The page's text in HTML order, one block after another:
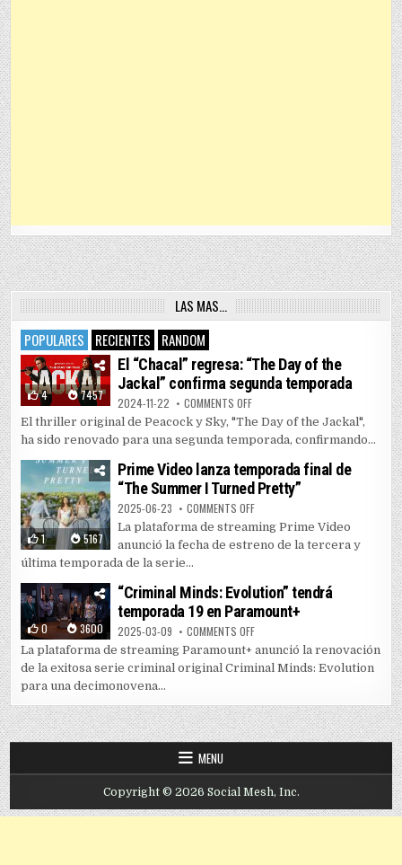
LAS MAS…
POPULARES
RECIENTES RANDOM
4 7457
El “Chacal” regresa: “The Day of the
Jackal” confirma segunda temporada
2024-11-22 COMMENTS OFFON EL “CHACAL” REGRESA: “THE
El thriller original de Peacock y Sky, "The Day of the Jackal",
ha sido renovado para una segunda temporada, confirmando...
1 5167
Prime Video lanza temporada final de
“The Summer I Turned Pretty”
2025-06-23 COMMENTS OFFON PRIME VIDEO LANZA
La plataforma de streaming Prime Video
anunció la fecha de estreno de la tercera y
última temporada de la serie...
0 3600
“Criminal Minds: Evolution” tendrá
temporada 19 en Paramount+
2025-03-09 COMMENTS OFFON “CRIMINAL MINDS:
La plataforma de streaming Paramount+ anunció la renovación
de la exitosa serie criminal original Criminal Minds: Evolution
para una decimonovena...
MENU
Copyright © 2026 Social Mesh, Inc.